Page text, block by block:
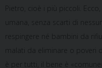
Pietro, cioè i più piccoli.
umana, senza scarti di
respingere né bambini da
malati da eliminare o poveri
è per tutti, il bene è